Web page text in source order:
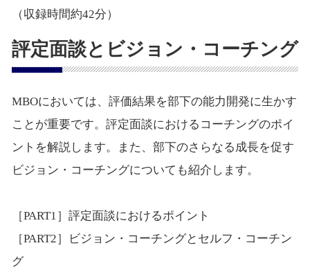
（収録時間約42分）
評定面談とビジョン・コーチング
MBOにおいては、評価結果を部下の能力開発に生かす
ことが重要です。評定面談におけるコーチングのポイ
ントを解説します。また、部下のさらなる成長を促す
ビジョン・コーチングについても紹介します。
［PART1］評定面談におけるポイント
［PART2］ビジョン・コーチングとセルフ・コーチン
グ